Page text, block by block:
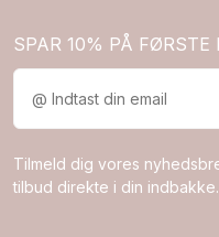
SPAR 10% PÅ FØRSTE
Tilmeld dig vores
tilbud direkte i din indbakke.